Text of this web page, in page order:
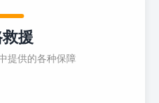
援
提供的各种保障